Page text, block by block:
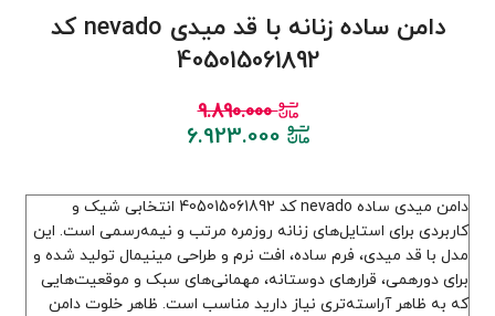
دامن ساده زنانه با قد میدی nevado کد
405015061892
9.890.000
6.923.000
دامن میدی ساده nevado کد 405015061892 انتخابی شیک و
کاربردی برای استایل‌های زنانه روزمره مرتب و نیمه‌رسمی است. این
مدل با قد میدی، فرم ساده، افت نرم و طراحی مینیمال تولید شده و
برای دورهمی، قرارهای دوستانه، مهمانی‌های سبک و موقعیت‌هایی
که به ظاهر آراسته‌تری نیاز دارید مناسب است. ظاهر خلوت دامن